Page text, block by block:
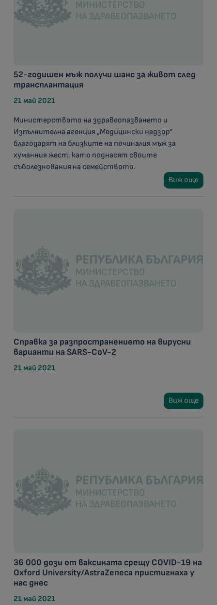
52-годишен мъж получи шанс за живот след
трансплантация
21 май 2021
Министерството на здравеопазването и
Изпълнителна агенция „Медицински надзор“
благодарят на близките на починалия мъж за
хуманния жест, като поднасят своите
съболезнования на семейството.
Виж още
Справка за разпространението на вирусни
варианти на SARS-CoV-2
21 май 2021
Виж още
36 000 дози от ваксината срещу COVID-19 на
Oxford University/AstraZeneca пристигнаха у
нас днес
21 май 2021